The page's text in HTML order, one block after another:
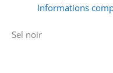
Informations
Sel noir